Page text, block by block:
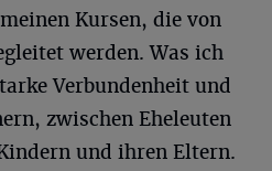
Kursen, die von
werden. Was ich
Verbundenheit und
zwischen Eheleuten
und ihren Eltern.